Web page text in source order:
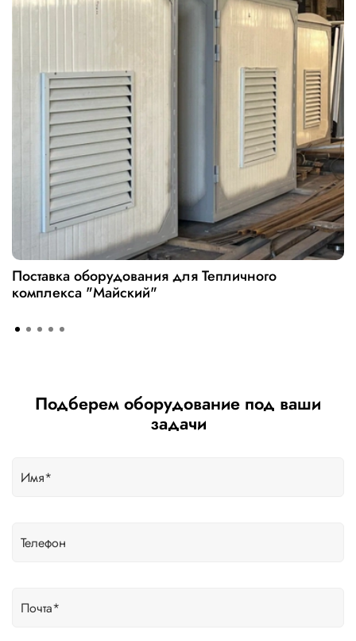
Поставка оборудования для Тепличного
комплекса "Майский"
Подберем оборудование под ваши
задачи